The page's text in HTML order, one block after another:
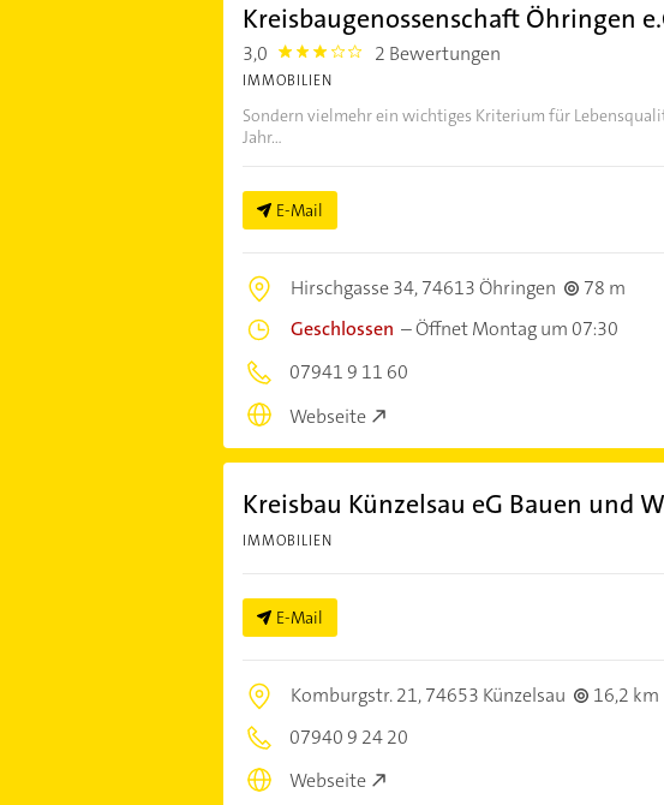
Kreisbaugenossenschaft Öhringen
3,0 3.0 2 Bewertungen
IMMOBILIEN
Sondern vielmehr ein wichtiges Kriterium für
Jahr...
E-Mail
Hirschgasse 34,74613 Öhringen
78 m
Geschlossen –Öffnet Montag um 07:30
07941 9 11 60
Webseite
Kreisbau Künzelsau eG Bauen und
IMMOBILIEN
E-Mail
Komburgstr. 21,74653 Künzelsau
16,2 km
07940 9 24 20
Webseite